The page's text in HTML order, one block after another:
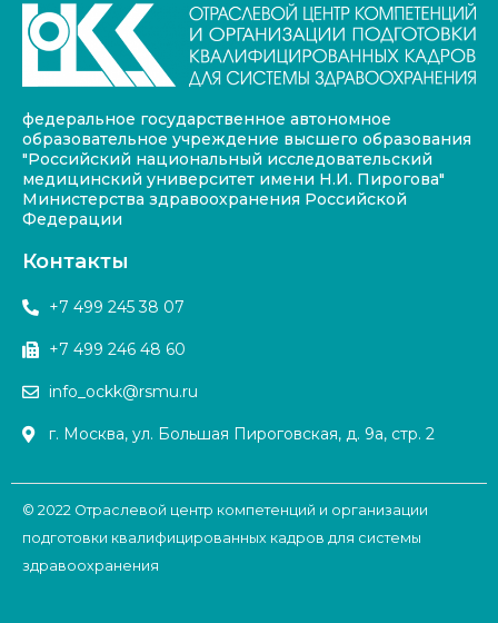
федеральное государственное автономное
образовательное учреждение высшего образования
"Российский национальный исследовательский
медицинский университет имени Н.И. Пирогова"
Министерства здравоохранения Российской
Федерации
Контакты
+7 499 245 38 07
+7 499 246 48 60
info_ockk@rsmu.ru
г. Москва, ул. Большая Пироговская, д. 9а, стр. 2
© 2022 Отраслевой центр компетенций и организации
подготовки квалифицированных кадров для системы
здравоохранения